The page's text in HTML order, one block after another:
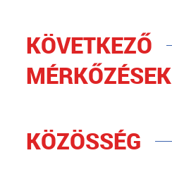
KÖVETKEZŐ
MÉRKŐZÉSEK
KÖZÖSSÉG